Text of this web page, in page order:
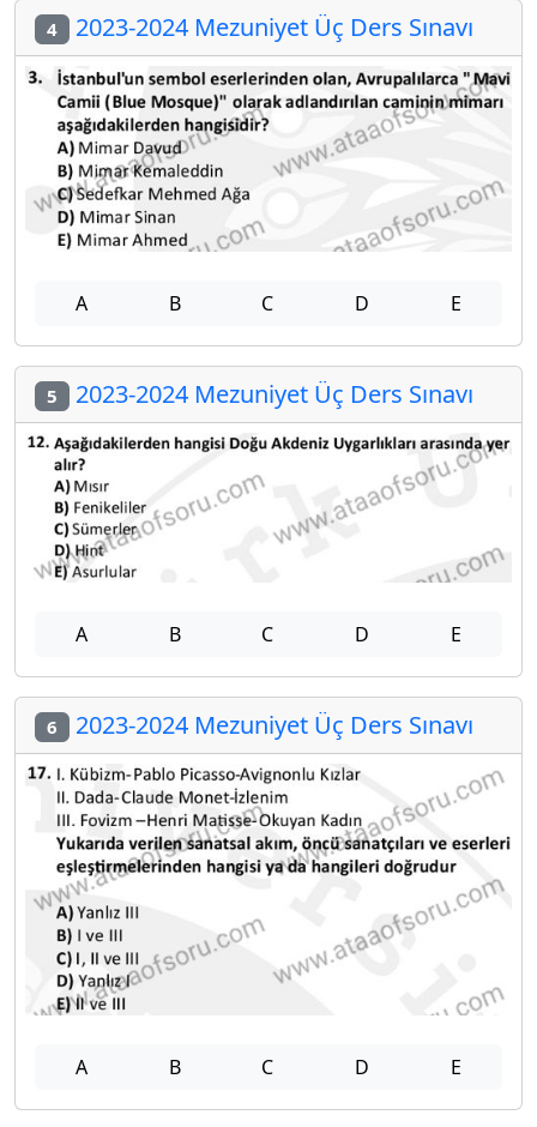
4 2023-2024 Mezuniyet Üç Ders Sınavı
A B C D E
5 2023-2024 Mezuniyet Üç Ders Sınavı
A B C D E
6 2023-2024 Mezuniyet Üç Ders Sınavı
A B C D E